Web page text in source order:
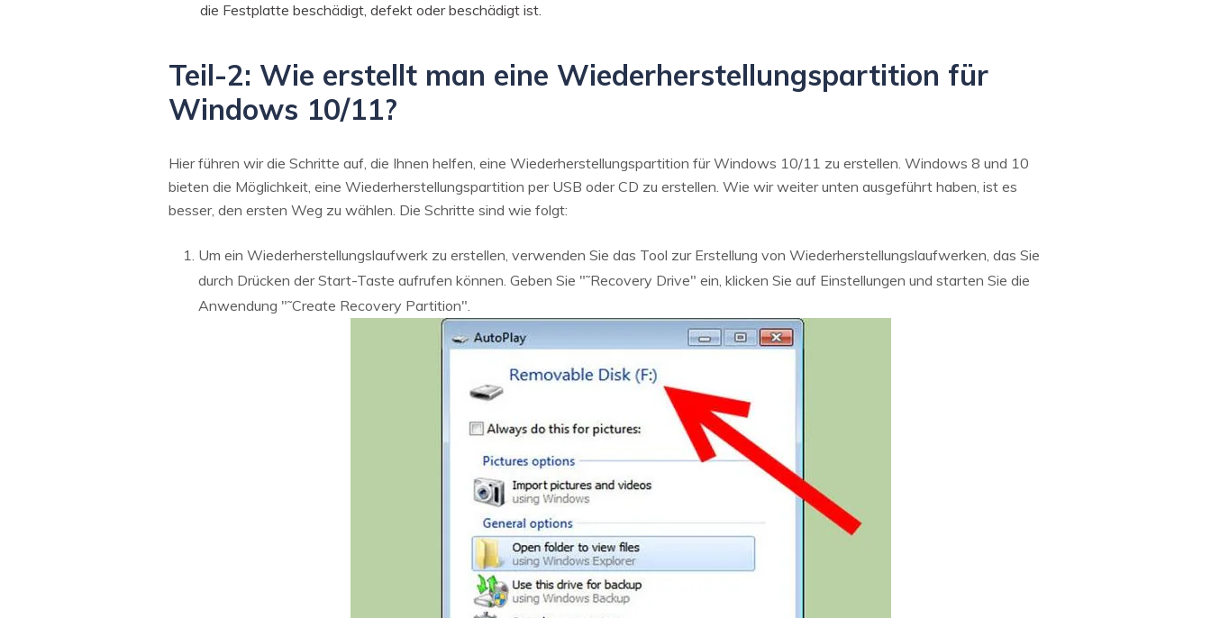
die Festplatte beschädigt, defekt oder beschädigt ist.
Teil-2: Wie erstellt man eine Wiederherstellungspartition für
Windows 10/11?
Hier führen wir die Schritte auf, die Ihnen helfen, eine Wiederherstellungspartition für Windows 10/11 zu erstellen. Windows 8 und 10
bieten die Möglichkeit, eine Wiederherstellungspartition per USB oder CD zu erstellen. Wie wir weiter unten ausgeführt haben, ist es
besser, den ersten Weg zu wählen. Die Schritte sind wie folgt:
Um ein Wiederherstellungslaufwerk zu erstellen, verwenden Sie das Tool zur Erstellung von Wiederherstellungslaufwerken, das Sie
durch Drücken der Start-Taste aufrufen können. Geben Sie "˜Recovery Drive" ein, klicken Sie auf Einstellungen und starten Sie die
Anwendung "˜Create Recovery Partition".